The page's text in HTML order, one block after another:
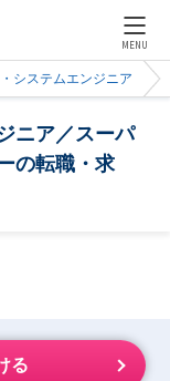
MENU
システムエンジニア
ニア／スーパ
の転職・求
る